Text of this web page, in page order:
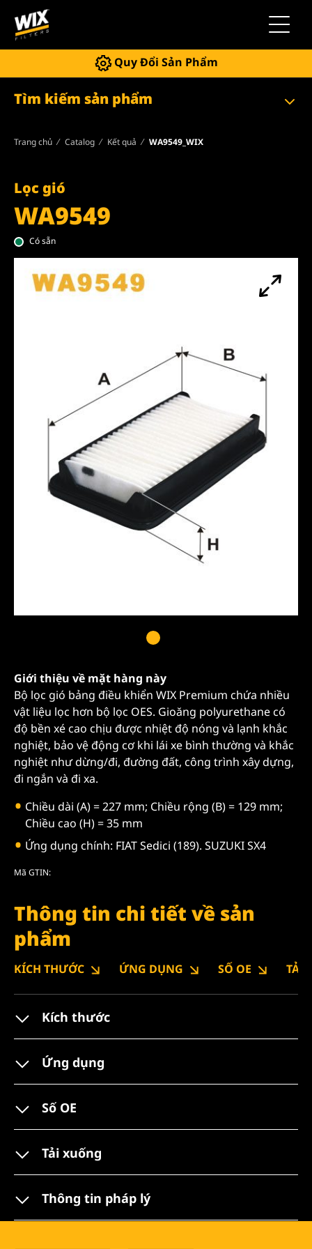
Quy Đổi Sản Phẩm
Tìm kiếm sản phẩm
Trang chủ Catalog Kết quả WA9549_WIX
Lọc gió
WA9549
Có sẵn
Giới thiệu về mặt hàng này
Bộ lọc gió bảng điều khiển WIX Premium chứa nhiều
vật liệu lọc hơn bộ lọc OES. Gioăng polyurethane có
độ bền xé cao chịu được nhiệt độ nóng và lạnh khắc
nghiệt, bảo vệ động cơ khi lái xe bình thường và khắc
nghiệt như dừng/đi, đường đất, công trình xây dựng,
đi ngắn và đi xa.
Chiều dài (A) = 227 mm; Chiều rộng (B) = 129 mm;
Chiều cao (H) = 35 mm
Ứng dụng chính: FIAT Sedici (189). SUZUKI SX4
Mã GTIN:
Thông tin chi tiết về sản
phẩm
KÍCH THƯỚC ỨNG DỤNG SỐ OE TẢI
Kích thước
Ứng dụng
Số OE
Tải xuống
Thông tin pháp lý